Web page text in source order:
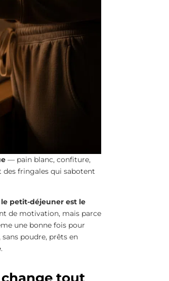
— pain blanc, confiture,
des fringales qui sabotent
le petit-déjeuner est le
de motivation, mais parce
une bonne fois pour
poudre, prêts en
.